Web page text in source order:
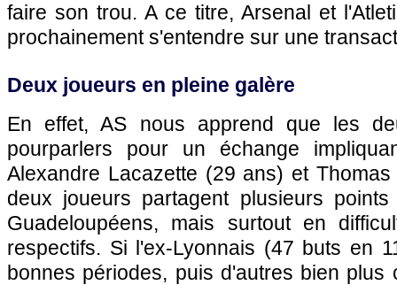
faire son trou. A ce titre, Arsenal et
prochainement s'entendre sur une
Deux joueurs en pleine galère
En effet, AS nous apprend que les
pourparlers pour un échange
Alexandre Lacazette (29 ans) et
deux joueurs partagent plusieurs points
Guadeloupéens, mais surtout en
respectifs. Si l'ex-Lyonnais (47 buts en
bonnes périodes, puis d'autres bien plus